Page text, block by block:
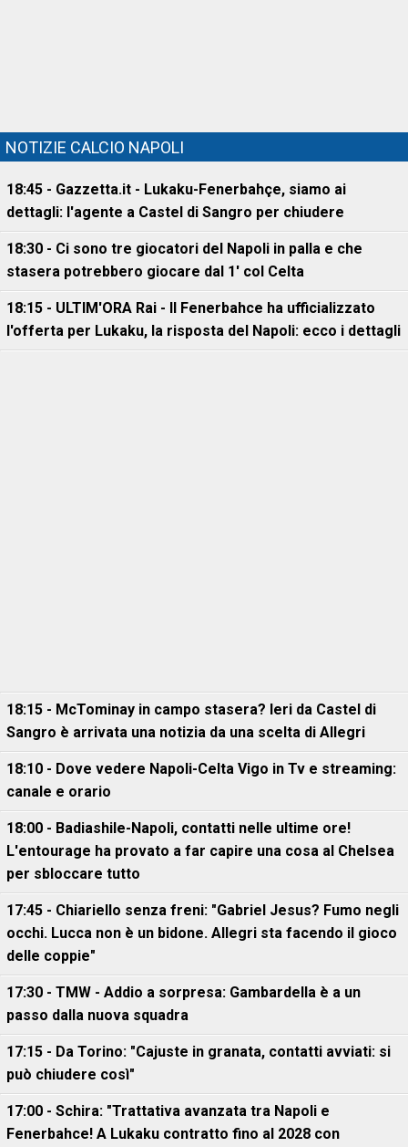
NOTIZIE CALCIO NAPOLI
18:45 - Gazzetta.it - Lukaku-Fenerbahçe, siamo ai
dettagli: l'agente a Castel di Sangro per chiudere
18:30 - Ci sono tre giocatori del Napoli in palla e che
stasera potrebbero giocare dal 1' col Celta
18:15 - ULTIM'ORA Rai - Il Fenerbahce ha ufficializzato
l'offerta per Lukaku, la risposta del Napoli: ecco i dettagli
18:15 - McTominay in campo stasera? Ieri da Castel di
Sangro è arrivata una notizia da una scelta di Allegri
18:10 - Dove vedere Napoli-Celta Vigo in Tv e streaming:
canale e orario
18:00 - Badiashile-Napoli, contatti nelle ultime ore!
L'entourage ha provato a far capire una cosa al Chelsea
per sbloccare tutto
17:45 - Chiariello senza freni: "Gabriel Jesus? Fumo negli
occhi. Lucca non è un bidone. Allegri sta facendo il gioco
delle coppie"
17:30 - TMW - Addio a sorpresa: Gambardella è a un
passo dalla nuova squadra
17:15 - Da Torino: "Cajuste in granata, contatti avviati: si
può chiudere così"
17:00 - Schira: "Trattativa avanzata tra Napoli e
Fenerbahce! A Lukaku contratto fino al 2028 con